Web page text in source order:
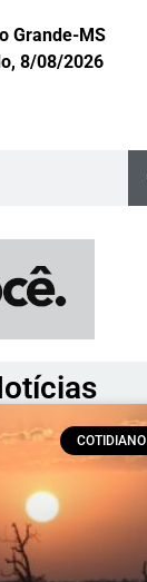
Grande-MS
8/08/2026
COTIDIANO